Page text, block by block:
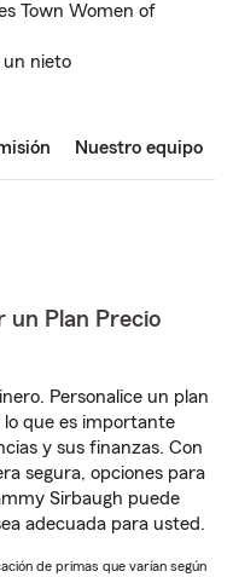
Town Women of
un nieto
Nuestro equipo
un Plan Precio
Personalice un plan
que es importante
y sus finanzas. Con
segura, opciones para
Sirbaugh puede
adecuada para usted.
de primas que varían según